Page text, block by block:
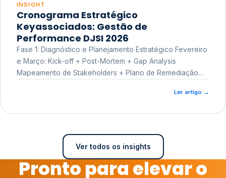
INSIGHT
Cronograma Estratégico
Keyassociados: Gestão de
Performance DJSI 2026
Fase 1: Diagnóstico e Planejamento Estratégico Fevereiro
e Março: Kick-off + Post-Mortem + Gap Analysis
Mapeamento de Stakeholders + Plano de Remediação
Ler artigo →
Ver todos os insights
Pronto para elevar o